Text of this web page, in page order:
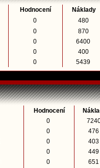
Hodnocení
Náklady
0
480
0
870
0
6400
0
400
0 5439
Hodnocení
0
0
476
0
403
0
449
0
651